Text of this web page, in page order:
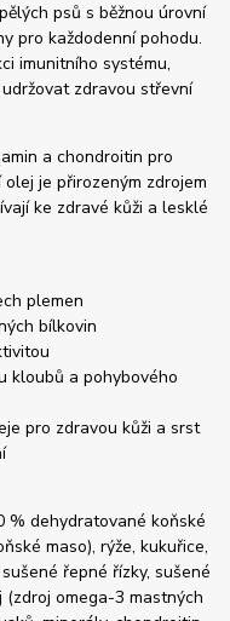
psů s běžnou úrovní
pro každodenní pohodu.
imunitního systému,
zdravou střevní
a chondroitin pro
je přirozeným zdrojem
ke zdravé kůži a lesklé
plemen
bílkovin
kloubů a pohybového
pro zdravou kůži a srst
% dehydratované koňské
maso), rýže, kukuřice,
řepné řízky, sušené
omega-3 mastných